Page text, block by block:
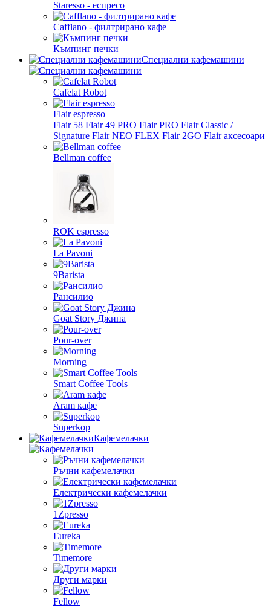
Staresso - еспресо
Cafflano - филтрирано кафе
Къмпинг печки
Специални кафемашини
Cafelat Robot
Flair espresso
Flair 58 Flair 49 PRO Flair PRO Flair Classic /
Signature Flair NEO FLEX Flair 2GO Flair аксесоари
Bellman coffee
ROK espresso
La Pavoni
9Barista
Рансилио
Goat Story Джина
Pour-over
Morning
Smart Coffee Tools
Aram кафе
Superkop
Кафемелачки
Ръчни кафемелачки
Електрически кафемелачки
1Zpresso
Eureka
Timemore
Други марки
Fellow